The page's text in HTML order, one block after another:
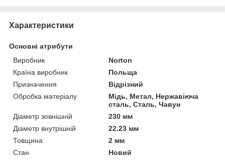
Характеристики
Основні атрибути
Виробник
Norton
Країна виробник
Польща
Призначення
Відрізний
Обробка матеріалу
Мідь, Метал, Нержавіюча
сталь, Сталь, Чавун
Діаметр зовнішній
230 мм
Діаметр внутрішній
22.23 мм
Товщина
2 мм
Стан
Новий